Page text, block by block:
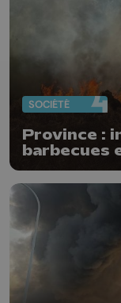
SOCIÉTÉ
Province :